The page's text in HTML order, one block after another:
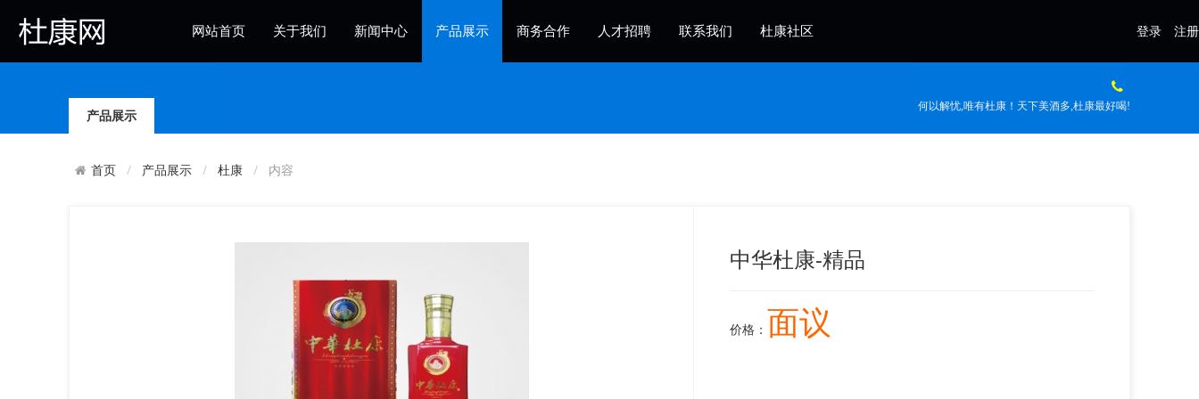
网站首页 关于我们 新闻中心 产品展示 商务合作 人才招聘 联系我们 杜康社区 登录 注册
产品展示
何以解忧,唯有杜康！天下美酒多,杜康最好喝!
首页 产品展示 杜康 内容
中华杜康-精品
价格： 面议